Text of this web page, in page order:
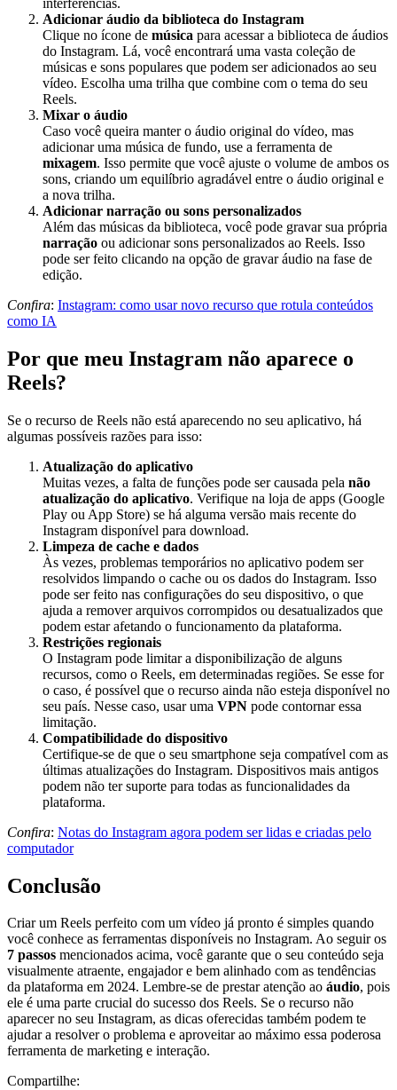
Adicionar áudio da biblioteca do Instagram
Clique no ícone de música para acessar a biblioteca de áudios
do Instagram. Lá, você encontrará uma vasta coleção de
músicas e sons populares que podem ser adicionados ao seu
vídeo. Escolha uma trilha que combine com o tema do seu
Reels.
Mixar o áudio
Caso você queira manter o áudio original do vídeo, mas
adicionar uma música de fundo, use a ferramenta de
mixagem. Isso permite que você ajuste o volume de ambos os
sons, criando um equilíbrio agradável entre o áudio original e
a nova trilha.
Adicionar narração ou sons personalizados
Além das músicas da biblioteca, você pode gravar sua própria
narração ou adicionar sons personalizados ao Reels. Isso
pode ser feito clicando na opção de gravar áudio na fase de
edição.
Confira: Instagram: como usar novo recurso que rotula conteúdos
como IA
Por que meu Instagram não aparece o
Reels?
Se o recurso de Reels não está aparecendo no seu aplicativo, há
algumas possíveis razões para isso:
Atualização do aplicativo
Muitas vezes, a falta de funções pode ser causada pela não
atualização do aplicativo. Verifique na loja de apps (Google
Play ou App Store) se há alguma versão mais recente do
Instagram disponível para download.
Limpeza de cache e dados
Às vezes, problemas temporários no aplicativo podem ser
resolvidos limpando o cache ou os dados do Instagram. Isso
pode ser feito nas configurações do seu dispositivo, o que
ajuda a remover arquivos corrompidos ou desatualizados que
podem estar afetando o funcionamento da plataforma.
Restrições regionais
O Instagram pode limitar a disponibilização de alguns
recursos, como o Reels, em determinadas regiões. Se esse for
o caso, é possível que o recurso ainda não esteja disponível no
seu país. Nesse caso, usar uma VPN pode contornar essa
limitação.
Compatibilidade do dispositivo
Certifique-se de que o seu smartphone seja compatível com as
últimas atualizações do Instagram. Dispositivos mais antigos
podem não ter suporte para todas as funcionalidades da
plataforma.
Confira: Notas do Instagram agora podem ser lidas e criadas pelo
computador
Conclusão
Criar um Reels perfeito com um vídeo já pronto é simples quando
você conhece as ferramentas disponíveis no Instagram. Ao seguir os
7 passos mencionados acima, você garante que o seu conteúdo seja
visualmente atraente, engajador e bem alinhado com as tendências
da plataforma em 2024. Lembre-se de prestar atenção ao áudio, pois
ele é uma parte crucial do sucesso dos Reels. Se o recurso não
aparecer no seu Instagram, as dicas oferecidas também podem te
ajudar a resolver o problema e aproveitar ao máximo essa poderosa
ferramenta de marketing e interação.
Compartilhe: